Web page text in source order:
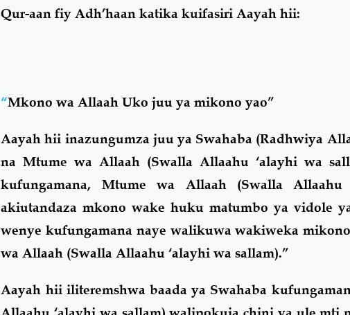
Qur-aan fiy Adh’haan katika kuifasiri Aayah hii:
“Mkono wa Allaah Uko juu ya mikono yao”
Aayah hii inazungumza juu ya Swahaba (Radhwiya
na Mtume wa Allaah (Swalla Allaahu ‘alayhi wa
kufungamana, Mtume wa Allaah (Swalla
akiutandaza mkono wake huku matumbo ya vidole
wenye kufungamana naye walikuwa wakiweka
wa Allaah (Swalla Allaahu ‘alayhi wa sallam).”
Aayah hii iliteremshwa baada ya Swahaba